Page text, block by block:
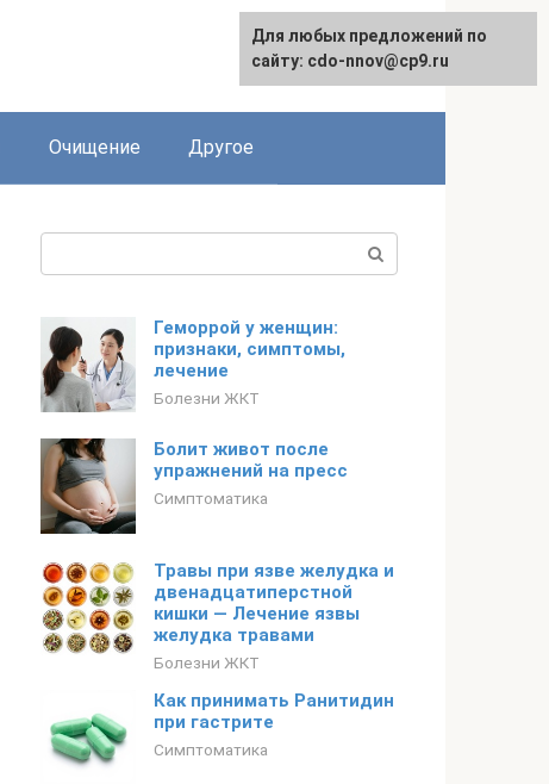
Очищение Другое
Геморрой у женщин:
признаки, симптомы,
лечение
Болезни ЖКТ
Болит живот после
упражнений на пресс
Симптоматика
Травы при язве желудка и
двенадцатиперстной
кишки — Лечение язвы
желудка травами
Болезни ЖКТ
Как принимать Ранитидин
при гастрите
Симптоматика
Для любых предложений по
сайту: cdo-nnov@cp9.ru